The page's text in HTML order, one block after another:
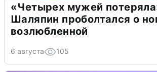
«Четырех мужей
Шаляпин проболтался о
возлюбленной
6 августа 105